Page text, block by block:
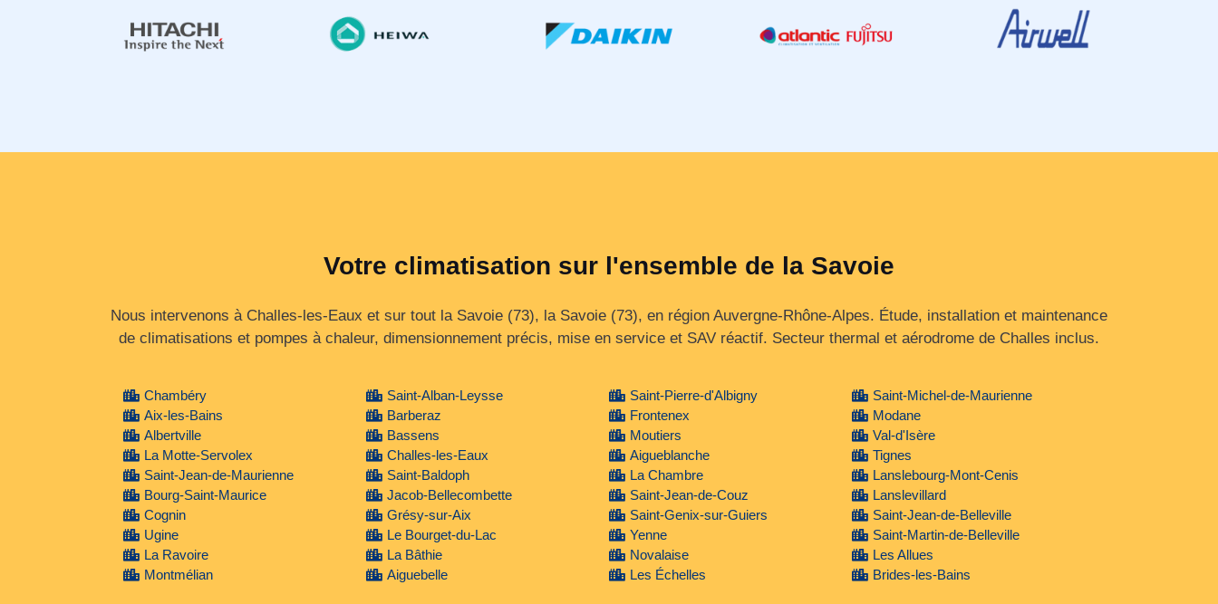
Votre climatisation sur l'ensemble de la Savoie
Nous intervenons à Challes-les-Eaux et sur tout la Savoie (73), la Savoie (73), en région Auvergne‑Rhône‑Alpes. Étude, installation et maintenance
de climatisations et pompes à chaleur, dimensionnement précis, mise en service et SAV réactif. Secteur thermal et aérodrome de Challes inclus.
Chambéry
Aix-les-Bains
Albertville
La Motte-Servolex
Saint-Jean-de-Maurienne
Bourg-Saint-Maurice
Cognin
Ugine
La Ravoire
Montmélian
Saint-Alban-Leysse
Barberaz
Bassens
Challes-les-Eaux
Saint-Baldoph
Jacob-Bellecombette
Grésy-sur-Aix
Le Bourget-du-Lac
La Bâthie
Aiguebelle
Saint-Pierre-d'Albigny
Frontenex
Moutiers
Aigueblanche
La Chambre
Saint-Jean-de-Couz
Saint-Genix-sur-Guiers
Yenne
Novalaise
Les Échelles
Saint-Michel-de-Maurienne
Modane
Val-d'Isère
Tignes
Lanslebourg-Mont-Cenis
Lanslevillard
Saint-Jean-de-Belleville
Saint-Martin-de-Belleville
Les Allues
Brides-les-Bains